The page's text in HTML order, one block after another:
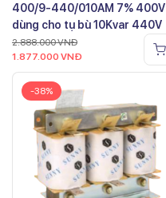
400/9-440/010AM 7% 400V
dùng cho tụ bù 10Kvar 440V
2.888.000VNĐ
1.877.000 VNĐ
-38%